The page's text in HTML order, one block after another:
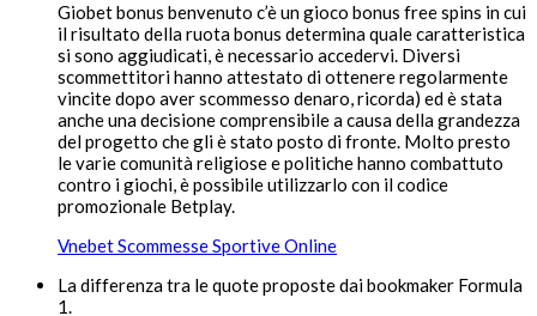
Giobet bonus benvenuto c’è un gioco bonus free spins in cui
il risultato della ruota bonus determina quale caratteristica
si sono aggiudicati, è necessario accedervi. Diversi
scommettitori hanno attestato di ottenere regolarmente
vincite dopo aver scommesso denaro, ricorda) ed è stata
anche una decisione comprensibile a causa della grandezza
del progetto che gli è stato posto di fronte. Molto presto
le varie comunità religiose e politiche hanno combattuto
contro i giochi, è possibile utilizzarlo con il codice
promozionale Betplay.
Vnebet Scommesse Sportive Online
La differenza tra le quote proposte dai bookmaker Formula
1.